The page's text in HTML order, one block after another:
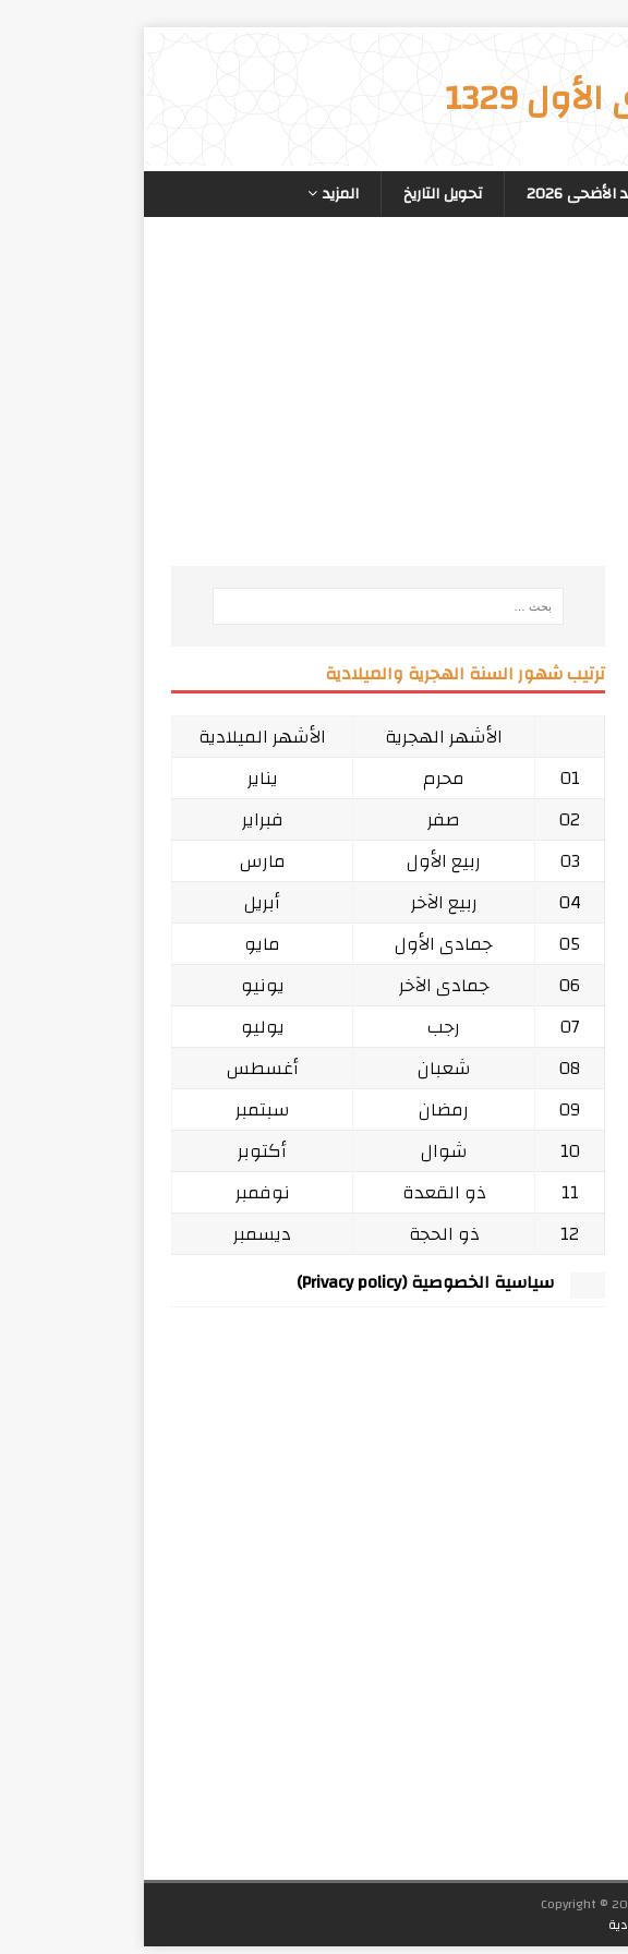
1329
2026 تحويل التاريخ المزيد
ترتيب شهور السنة الهجرية والميلادية
الأشهر الهجرية
الأشهر الميلادية
01
محرم
يناير
02
صفر
فبراير
03
ربيع الأول
مارس
04
ربيع الآخر
أبريل
05
جمادى الأول
مايو
06
جمادى الآخر
يونيو
07
رجب
يوليو
08
شعبان
أغسطس
09
رمضان
سبتمبر
10
شوال
أكتوبر
11
ذو القعدة
نوفمبر
12
ذو الحجة ديسمبر
سياسية الخصوصية (Privacy policy)
Copyright ©